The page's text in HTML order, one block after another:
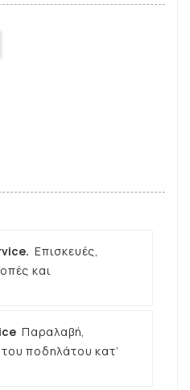
Επισκευές,
και
Παραλαβή,
ποδηλάτου κατ’